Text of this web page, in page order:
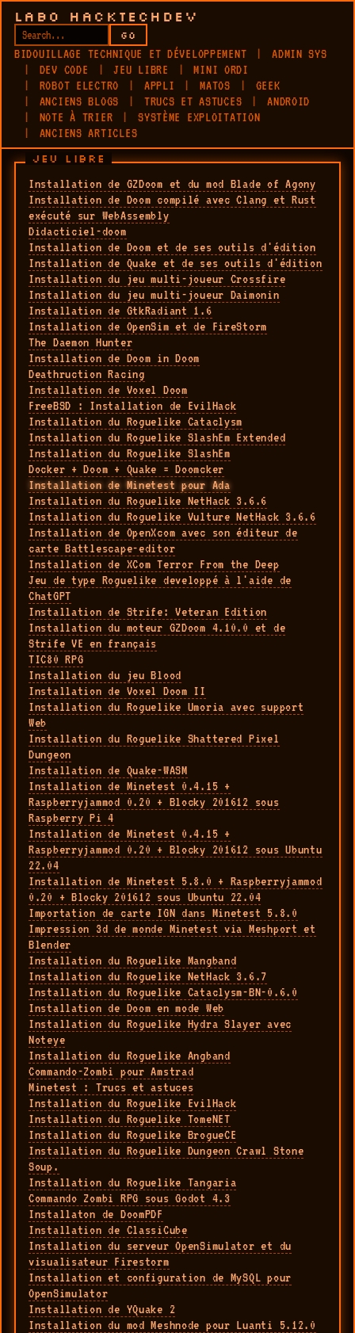
LABO HACKTECHDEV
GO
BIDOUILLAGE TECHNIQUE ET DÉVELOPPEMENT
ADMIN SYS
DEV CODE
JEU LIBRE
MINI ORDI
ROBOT ELECTRO
APPLI MATOS
GEEK
ANCIENS BLOGS
TRUCS ET ASTUCES
ANDROID
NOTE À TRIER
SYSTÈME EXPLOITATION
ANCIENS ARTICLES
JEU LIBRE
Installation de GZDoom et du mod Blade of Agony
Installation de Doom compilé avec Clang et Rust
exécuté sur WebAssembly
Didacticiel-doom
Installation de Doom et de ses outils d'édition
Installation de Quake et de ses outils d'édition
Installation du jeu multi-joueur Crossfire
Installation du jeu multi-joueur Daimonin
Installation de GtkRadiant 1.6
Installation de OpenSim et de FireStorm
The Daemon Hunter
Installation de Doom in Doom
Deathruction Racing
Installation de Voxel Doom
FreeBSD : Installation de EvilHack
Installation du Roguelike Cataclysm
Installation du Roguelike SlashEm Extended
Installation du Roguelike SlashEm
Docker + Doom + Quake = Doomcker
Installation de Minetest pour Ada
Installation du Roguelike NetHack 3.6.6
Installation du Roguelike Vulture NetHack 3.6.6
Installation de OpenXcom avec son éditeur de
carte Battlescape-editor
Installation de XCom Terror From the Deep
Jeu de type Roguelike developpé à l'aide de
ChatGPT
Installation de Strife: Veteran Edition
Installation du moteur GZDoom 4.10.0 et de
Strife VE en français
TIC80 RPG
Installation du jeu Blood
Installation de Voxel Doom II
Installation du Roguelike Umoria avec support
Web
Installation du Roguelike Shattered Pixel
Dungeon
Installation de Quake-WASM
Installation de Minetest 0.4.15 +
Raspberryjammod 0.20 + Blocky 201612 sous
Raspberry Pi 4
Installation de Minetest 0.4.15 +
Raspberryjammod 0.20 + Blocky 201612 sous Ubuntu
22.04
Installation de Minetest 5.8.0 + Raspberryjammod
0.20 + Blocky 201612 sous Ubuntu 22.04
Importation de carte IGN dans Minetest 5.8.0
Impression 3d de monde Minetest via Meshport et
Blender
Installation du Roguelike Mangband
Installation du Roguelike NetHack 3.6.7
Installation du Roguelike Cataclysm-BN-0.6.0
Installation de Doom en mode Web
Installation du Roguelike Hydra Slayer avec
Noteye
Installation du Roguelike Angband
Commando-Zombi pour Amstrad
Minetest : Trucs et astuces
Installation du Roguelike EvilHack
Installation du Roguelike TomeNET
Installation du Roguelike BrogueCE
Installation du Roguelike Dungeon Crawl Stone
Soup.
Installation du Roguelike Tangaria
Commando Zombi RPG sous Godot 4.3
Installaton de DoomPDF
Installation de ClassiCube
Installation du serveur OpenSimulator et du
visualisateur Firestorm
Installation et configuration de MySQL pour
OpenSimulator
Installation de YQuake 2
Installation du mod Meshnode pour Luanti 5.12.0